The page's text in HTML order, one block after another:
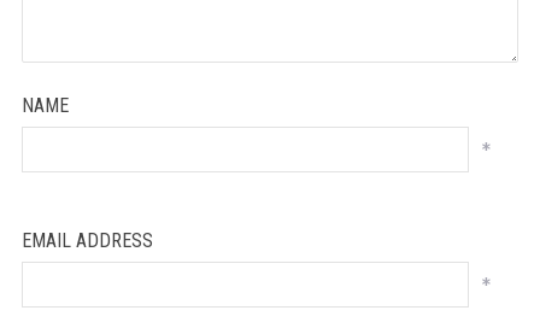
NAME
*
EMAIL ADDRESS
*